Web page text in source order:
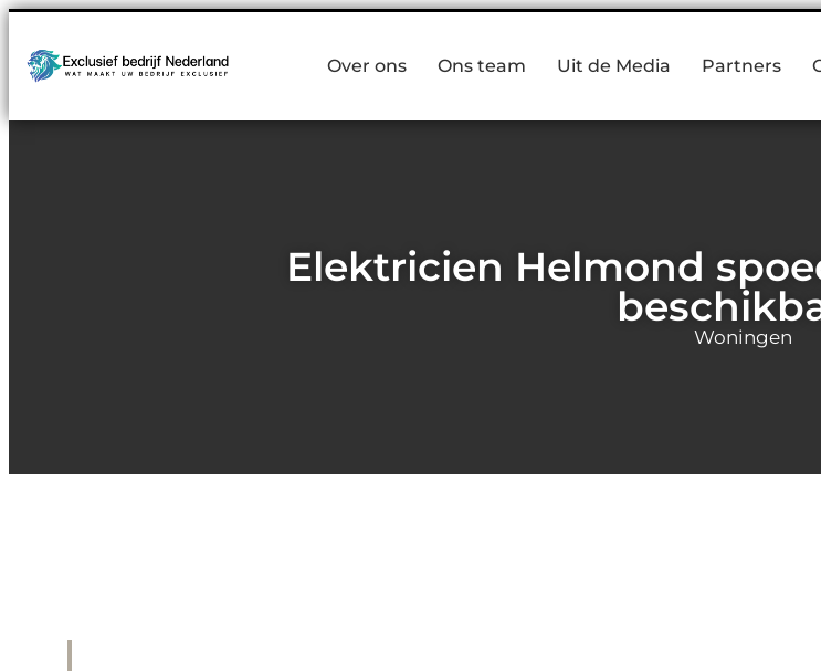
Over ons Ons team Uit de Media Partners
Elektricien Helmond
Woningen